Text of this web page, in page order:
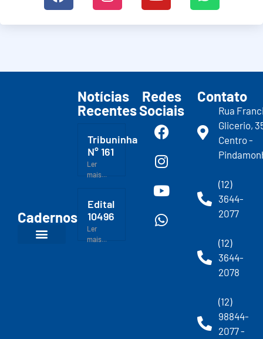
Cadernos
Notícias
Recentes
Tribuninha
N° 161
Ler
mais...
Edital
10496
Ler
mais...
Redes
Sociais
Contato
Rua
Glicerio,
Centro -
(12)
3644-
2077
(12)
3644-
2078
(12)
98844-
2077 -